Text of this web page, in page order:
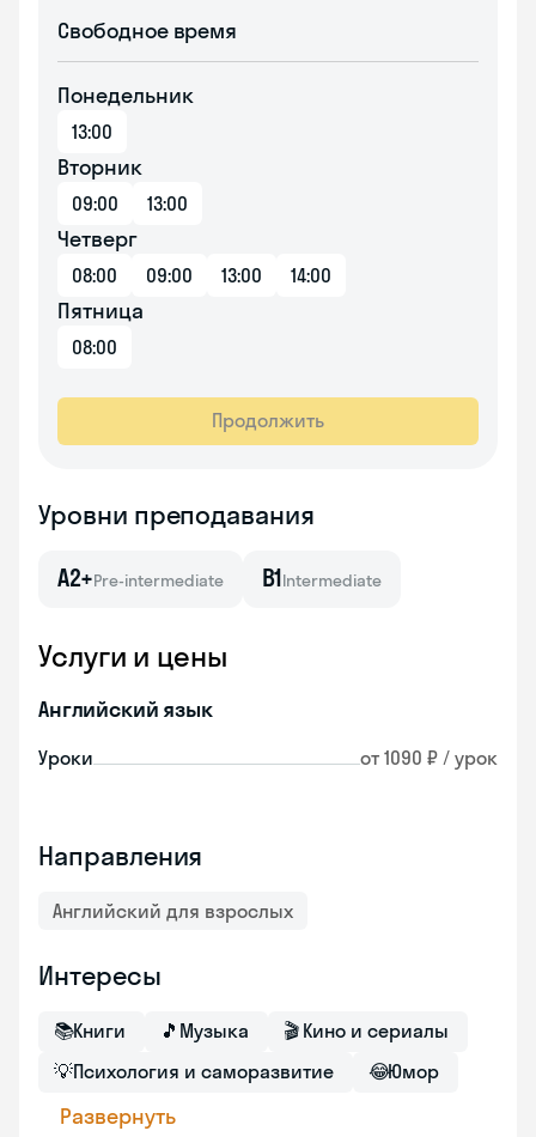
Свободное время
Понедельник
13:00
Вторник
09:00 13:00
Четверг
08:00 09:00 13:00 14:00
Пятница
08:00
Продолжить
Уровни преподавания
A2+Pre-intermediate B1Intermediate
Услуги и цены
Английский язык
Уроки от 1090 ₽ / урок
Направления
Английский для взрослых
Интересы
📚Книги 🎵 Музыка 🎬 Кино и сериалы
💡Психология и саморазвитие 😂Юмор
Развернуть